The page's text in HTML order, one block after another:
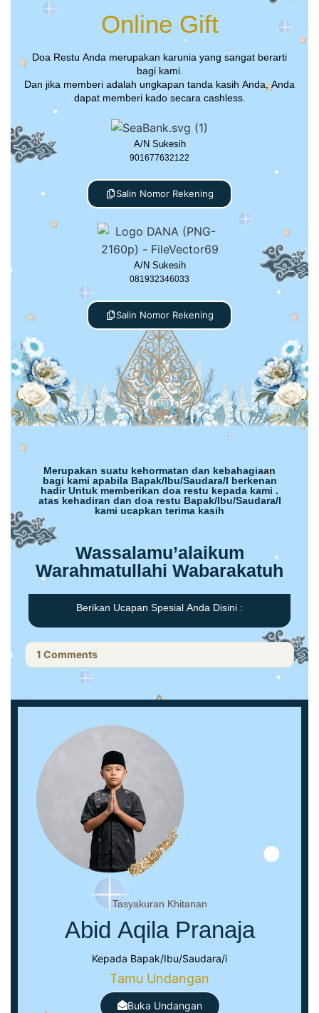
Online Gift
Doa Restu Anda merupakan karunia yang sangat berarti
bagi kami.
Dan jika memberi adalah ungkapan tanda kasih Anda, Anda
dapat memberi kado secara cashless.
A/N Sukesih
901677632122
Salin Nomor Rekening
A/N Sukesih
081932346033
Salin Nomor Rekening
Merupakan suatu kehormatan dan kebahagiaan
bagi kami apabila Bapak/Ibu/Saudara/I berkenan
hadir Untuk memberikan doa restu kepada kami .
atas kehadiran dan doa restu Bapak/Ibu/Saudara/I
kami ucapkan terima kasih
Wassalamu’alaikum
Warahmatullahi Wabarakatuh
Berikan Ucapan Spesial Anda Disini :
1 Comments
Tasyakuran Khitanan
Abid Aqila Pranaja
Kepada Bapak/Ibu/Saudara/i
Tamu Undangan
Buka Undangan